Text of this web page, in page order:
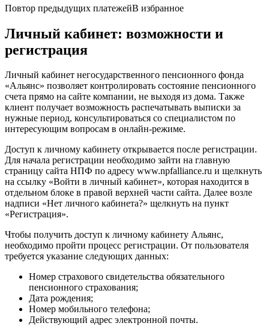
Повтор предыдущих платежейВ избранное
Личный кабинет: возможности и
регистрация
Личный кабинет негосударственного пенсионного фонда
«Альянс» позволяет контролировать состояние пенсионного
счета прямо на сайте компании, не выходя из дома. Также
клиент получает возможность распечатывать выписки за
нужные период, консультироваться со специалистом по
интересующим вопросам в онлайн-режиме.
Доступ к личному кабинету открывается после регистрации.
Для начала регистрации необходимо зайти на главную
страницу сайта НПФ по адресу www.npfalliance.ru и щелкнуть
на ссылку «Войти в личный кабинет», которая находится в
отдельном блоке в правой верхней части сайта. Далее возле
надписи «Нет личного кабинета?» щелкнуть на пункт
«Регистрация».
Чтобы получить доступ к личному кабинету Альянс,
необходимо пройти процесс регистрации. От пользователя
требуется указание следующих данных:
Номер страхового свидетельства обязательного
пенсионного страхования;
Дата рождения;
Номер мобильного телефона;
Действующий адрес электронной почты.